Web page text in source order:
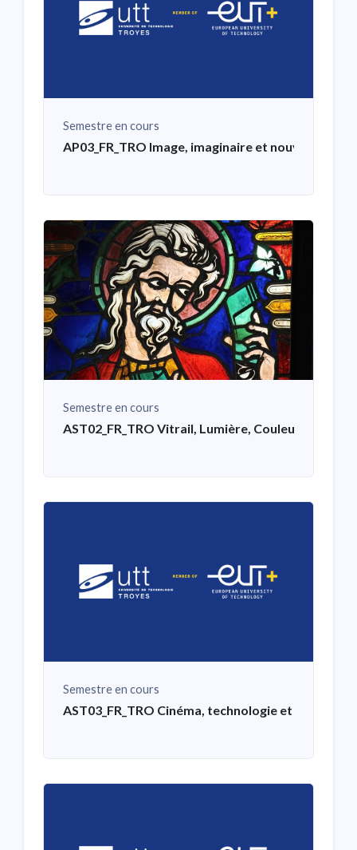
Semestre en cours
AP03_FR_TRO Image, imaginaire et nouvelles
Semestre en cours
AST02_FR_TRO Vitrail, Lumière, Couleurs,
Semestre en cours
AST03_FR_TRO Cinéma, technologie et création